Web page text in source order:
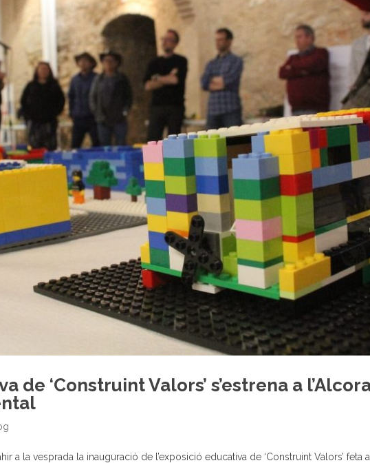
de ‘Construint Valors’ s’estrena a
a la vesprada la inauguració de l’exposició educativa de ‘Construint Valors’